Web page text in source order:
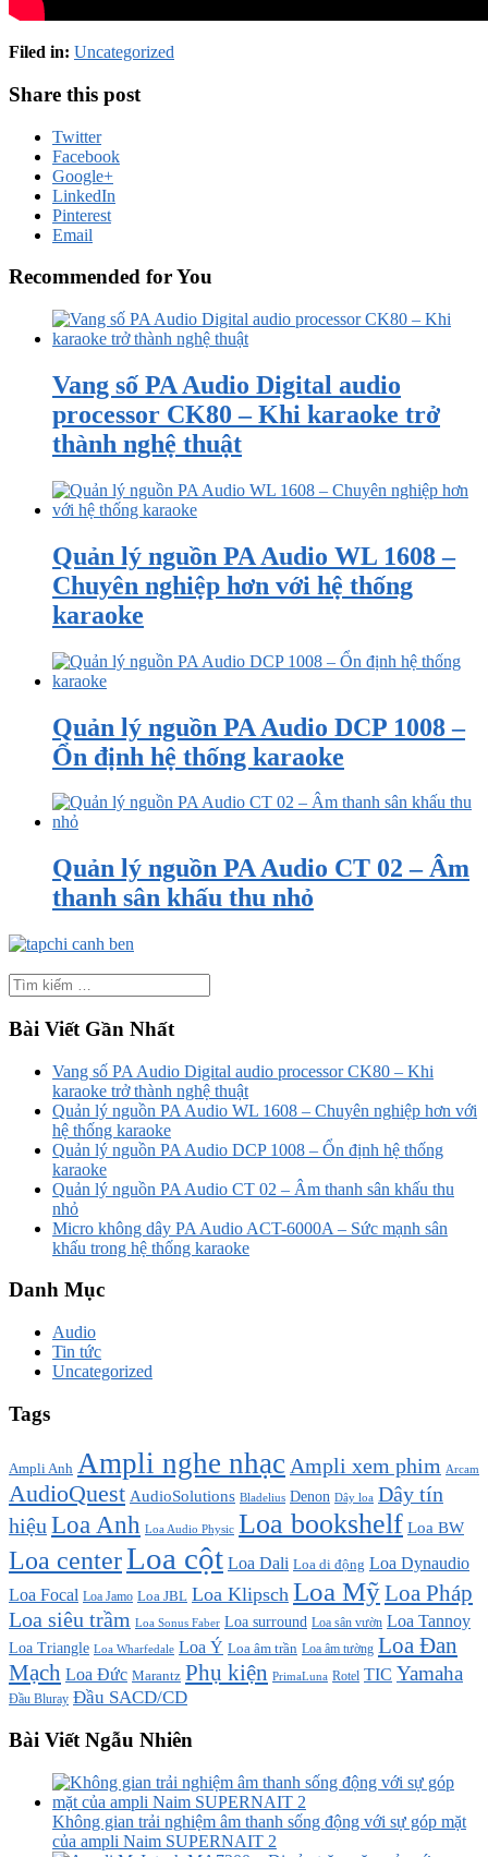
Filed in: Uncategorized
Share this post
Twitter
Facebook
Google+
LinkedIn
Pinterest
Email
Recommended for You
Vang số PA Audio Digital audio
processor CK80 – Khi karaoke trở
thành nghệ thuật
Quản lý nguồn PA Audio WL 1608 –
Chuyên nghiệp hơn với hệ thống
karaoke
Quản lý nguồn PA Audio DCP 1008 –
Ổn định hệ thống karaoke
Quản lý nguồn PA Audio CT 02 – Âm
thanh sân khấu thu nhỏ
Bài Viết Gần Nhất
Vang số PA Audio Digital audio processor CK80 – Khi
karaoke trở thành nghệ thuật
Quản lý nguồn PA Audio WL 1608 – Chuyên nghiệp hơn với
hệ thống karaoke
Quản lý nguồn PA Audio DCP 1008 – Ổn định hệ thống
karaoke
Quản lý nguồn PA Audio CT 02 – Âm thanh sân khấu thu
nhỏ
Micro không dây PA Audio ACT-6000A – Sức mạnh sân
khấu trong hệ thống karaoke
Danh Mục
Audio
Tin tức
Uncategorized
Tags
Ampli Anh Ampli nghe nhạc Ampli xem phim Arcam
AudioQuest AudioSolutions Bladelius Denon Dây loa Dây tín
hiệu Loa Anh Loa Audio Physic Loa bookshelf Loa BW
Loa centerLoa cột Loa Dali Loa di động Loa Dynaudio
Loa Focal Loa Jamo Loa JBL Loa Klipsch Loa MỹLoa Pháp
Loa siêu trầm Loa Sonus Faber Loa surround Loa sân vườn Loa Tannoy
Loa Triangle Loa Wharfedale Loa Ý Loa âm trần Loa âm tường Loa Đan
Mạch Loa Đức Marantz Phụ kiện PrimaLuna Rotel TIC Yamaha
Đầu Bluray Đầu SACD/CD
Bài Viết Ngẫu Nhiên
Không gian trải nghiệm âm thanh sống động với sự góp mặt
của ampli Naim SUPERNAIT 2